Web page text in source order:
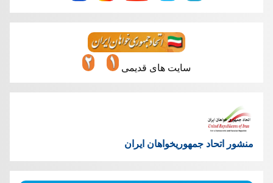
سایت های قدیمی
منشور اتحاد جمهوریخواهان ایران